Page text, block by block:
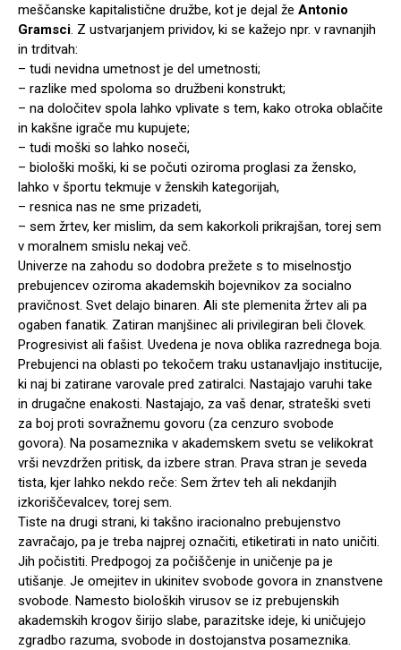
meščanske kapitalistične družbe, kot je dejal že Antonio
Gramsci . Z ustvarjanjem prividov, ki se kažejo npr. v ravnanjih
in trditvah:
– tudi nevidna umetnost je del umetnosti;
– razlike med spoloma so družbeni konstrukt;
– na določitev spola lahko vplivate s tem, kako otroka oblačite
in kakšne igrače mu kupujete;
– tudi moški so lahko noseči,
– biološki moški, ki se počuti oziroma proglasi za žensko,
lahko v športu tekmuje v ženskih kategorijah,
– resnica nas ne sme prizadeti,
– sem žrtev, ker mislim, da sem kakorkoli prikrajšan, torej sem
v moralnem smislu nekaj več.
Univerze na zahodu so dodobra prežete s to miselnostjo
prebujencev oziroma akademskih bojevnikov za socialno
pravičnost. Svet delajo binaren. Ali ste plemenita žrtev ali pa
ogaben fanatik. Zatiran manjšinec ali privilegiran beli človek.
Progresivist ali fašist. Uvedena je nova oblika razrednega boja.
Prebujenci na oblasti po tekočem traku ustanavljajo institucije,
ki naj bi zatirane varovale pred zatiralci. Nastajajo varuhi take
in drugačne enakosti. Nastajajo, za vaš denar, strateški sveti
za boj proti sovražnemu govoru (za cenzuro svobode
govora). Na posameznika v akademskem svetu se velikokrat
vrši nevzdržen pritisk, da izbere stran. Prava stran je seveda
tista, kjer lahko nekdo reče: Sem žrtev teh ali nekdanjih
izkoriščevalcev, torej sem.
Tiste na drugi strani, ki takšno iracionalno prebujenstvo
zavračajo, pa je treba najprej označiti, etiketirati in nato uničiti.
Jih počistiti. Predpogoj za počiščenje in uničenje pa je
utišanje. Je omejitev in ukinitev svobode govora in znanstvene
svobode. Namesto bioloških virusov se iz prebujenskih
akademskih krogov širijo slabe, parazitske ideje, ki uničujejo
zgradbo razuma, svobode in dostojanstva posameznika.